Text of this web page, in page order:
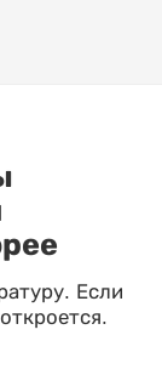
Если